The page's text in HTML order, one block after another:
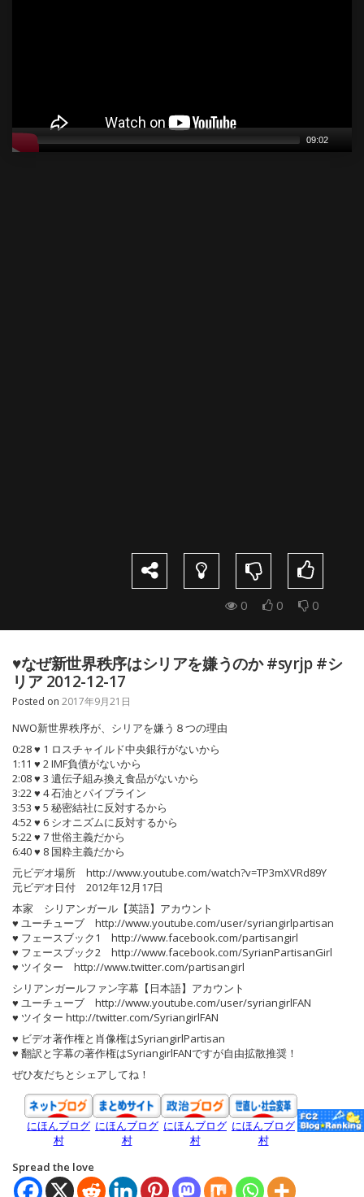
09:02
0 0 0
♥なぜ新世界秩序はシリアを嫌うのか #syrjp #シ
リア 2012-12-17
Posted on 2017年9月21日
NWO新世界秩序が、シリアを嫌う８つの理由
0:28 ♥ 1 ロスチャイルド中央銀行がないから
1:11 ♥ 2 IMF負債がないから
2:08 ♥ 3 遺伝子組み換え食品がないから
3:22 ♥ 4 石油とパイプライン
3:53 ♥ 5 秘密結社に反対するから
4:52 ♥ 6 シオニズムに反対するから
5:22 ♥ 7 世俗主義だから
6:40 ♥ 8 国粋主義だから
元ビデオ場所 http://www.youtube.com/watch?v=TP3mXVRd89Y
元ビデオ日付 2012年12月17日
本家 シリアンガール【英語】アカウント
♥ ユーチューブ http://www.youtube.com/user/syriangirlpartisan
♥ フェースブック1 http://www.facebook.com/partisangirl
♥ フェースブック2 http://www.facebook.com/SyrianPartisanGirl
♥ ツイター http://www.twitter.com/partisangirl
シリアンガールファン字幕【日本語】アカウント
♥ ユーチューブ http://www.youtube.com/user/syriangirlFAN
♥ ツイター http://twitter.com/SyriangirlFAN
♥ ビデオ著作権と肖像権はSyriangirlPartisan
♥ 翻訳と字幕の著作権はSyriangirlFANですが自由拡散推奨！
ぜひ友だちとシェアしてね！
にほんブログ
村
にほんブログ
村
にほんブログ
村
にほんブログ
村
Spread the love